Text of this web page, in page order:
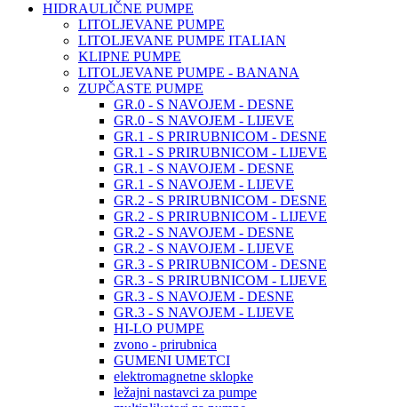
HIDRAULIČNE PUMPE
LITOLJEVANE PUMPE
LITOLJEVANE PUMPE ITALIAN
KLIPNE PUMPE
LITOLJEVANE PUMPE - BANANA
ZUPČASTE PUMPE
GR.0 - S NAVOJEM - DESNE
GR.0 - S NAVOJEM - LIJEVE
GR.1 - S PRIRUBNICOM - DESNE
GR.1 - S PRIRUBNICOM - LIJEVE
GR.1 - S NAVOJEM - DESNE
GR.1 - S NAVOJEM - LIJEVE
GR.2 - S PRIRUBNICOM - DESNE
GR.2 - S PRIRUBNICOM - LIJEVE
GR.2 - S NAVOJEM - DESNE
GR.2 - S NAVOJEM - LIJEVE
GR.3 - S PRIRUBNICOM - DESNE
GR.3 - S PRIRUBNICOM - LIJEVE
GR.3 - S NAVOJEM - DESNE
GR.3 - S NAVOJEM - LIJEVE
HI-LO PUMPE
zvono - prirubnica
GUMENI UMETCI
elektromagnetne sklopke
ležajni nastavci za pumpe